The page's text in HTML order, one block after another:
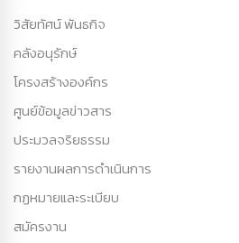
วิสัยทัศน์ พันธกิจ
คลังอนุรักษ์
โครงสร้างองค์กร
ศูนย์ข้อมูลข่าวสาร
ประมวลจริยธรรม
รายงานผลการดำเนินการ
กฏหมายและระเบียบ
สมัครงาน